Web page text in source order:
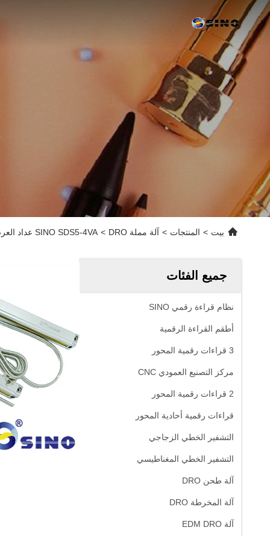
بيت > المنتجات > آلة مملة DRO > SINO SDS5-4VA عداد العرض الرقمي 4 مقياس خطي للآلات الحاسوبية
جميع الفئات
نظام قراءة رقمي SINO
أطقم القراءة الرقمية
3 قراءات رقمية المحور
مركز التصنيع العمودي CNC
2 قراءات رقمية المحور
قراءات رقمية أحادية المحور
التشفير الخطي الزجاجي
التشفير الخطي المغناطيسي
آلة طحن DRO
آلة المخرطة DRO
آلة EDM DRO